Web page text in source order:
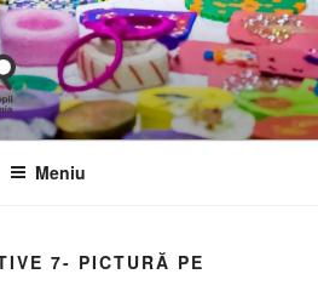
Meniu
7- PICTURĂ PE